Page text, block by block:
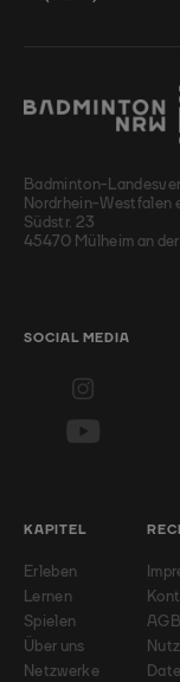
Badminton-
Nordrhein-Westfalen
Südstr. 23
45470 Mülheim an
SOCIAL MEDIA
KAPITEL
Erleben
Lernen
Spielen
Über uns
Netzwerke
AGB